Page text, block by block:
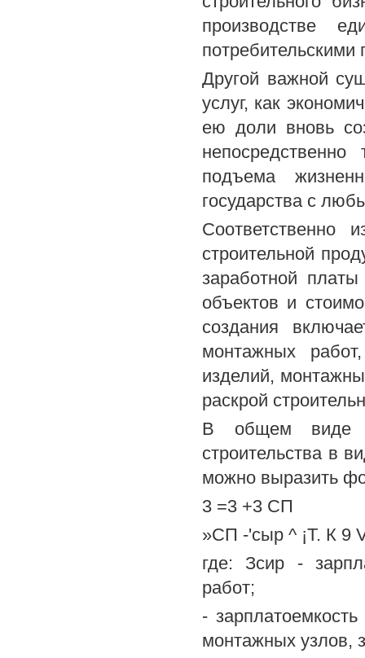
производстве
Другой важной
услуг, как
ею доли вновь
подъема
государства с
Соответственно
строительной
заработной
объектов и
создания
монтажных
изделий,
раскрой
В общем виде
строительства в
можно выразить
3 =3 +3 СП
»СП -'сыр ^ ¡Т. К 9
где: Зсир -
работ;
-
монтажных узлов,